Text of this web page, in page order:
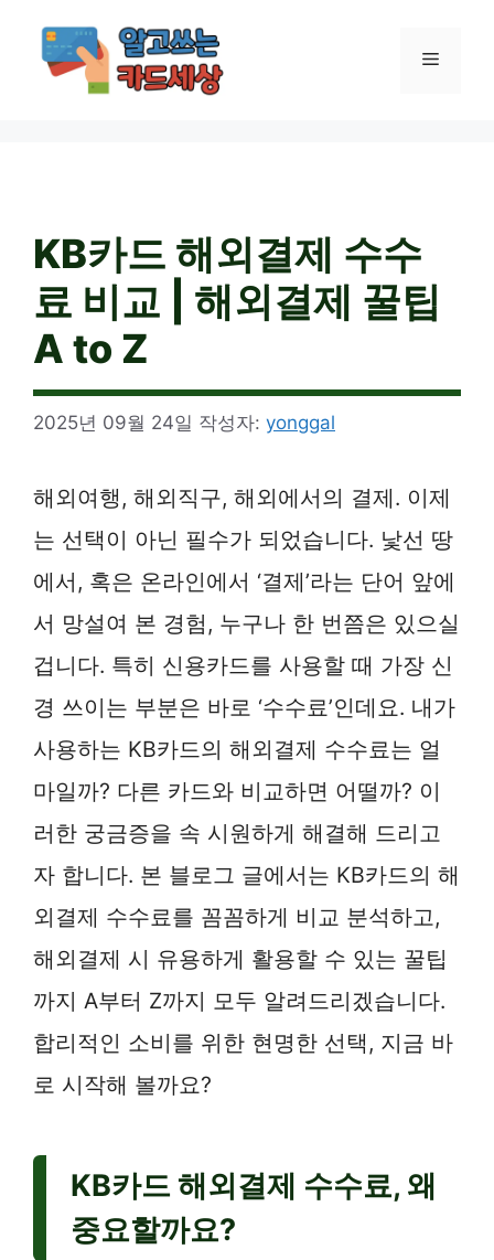
메
KB카드 해외결제 수수
료 비교 | 해외결제 꿀팁
A to Z
2025년 09월 24일 작성자: yonggal
해외여행, 해외직구, 해외에서의 결제. 이제
는 선택이 아닌 필수가 되었습니다. 낯선 땅
에서, 혹은 온라인에서 ‘결제’라는 단어 앞에
서 망설여 본 경험, 누구나 한 번쯤은 있으실
겁니다. 특히 신용카드를 사용할 때 가장 신
경 쓰이는 부분은 바로 ‘수수료’인데요. 내가
사용하는 KB카드의 해외결제 수수료는 얼
마일까? 다른 카드와 비교하면 어떨까? 이
러한 궁금증을 속 시원하게 해결해 드리고
자 합니다. 본 블로그 글에서는 KB카드의 해
외결제 수수료를 꼼꼼하게 비교 분석하고,
해외결제 시 유용하게 활용할 수 있는 꿀팁
까지 A부터 Z까지 모두 알려드리겠습니다.
합리적인 소비를 위한 현명한 선택, 지금 바
로 시작해 볼까요?
KB카드 해외결제 수수료, 왜
중요할까요?